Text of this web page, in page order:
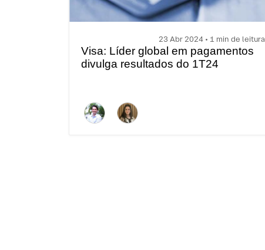
23 Abr 2024 • 1 min de leitura
Visa: Líder global em pagamentos
divulga resultados do 1T24